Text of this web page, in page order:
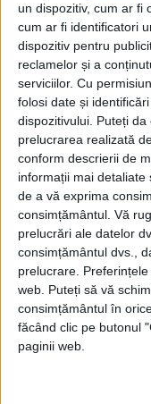
un dispozitiv, cum ar fi
cum ar fi identificatori
dispozitiv pentru
reclamelor și a
serviciilor. Cu
folosi date și
dispozitivului. Puteți
prelucrarea realizată
conform descrierii de
informații mai
de a vă exprima
consimțământul. Vă
prelucrări ale datelor
consimțământul dvs.,
prelucrare.
web. Puteți să vă
consimțământul în
făcând clic pe butonul
paginii web.
Aceste comisii
activitatea ca
Superior
1948 a avut loc
a aprobat
naţionalizarea
producţie.
fost votat în
Potrivit art. l
bogăţiile
proprietatea
vigoare a